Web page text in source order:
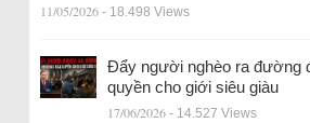
11/05/2026 - 18.498 Views
Đẩy người nghèo ra đường
quyền cho giới siêu giàu
17/06/2026 - 14.527 Views